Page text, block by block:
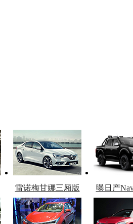
雷诺梅甘娜三厢版
官图
曝日产